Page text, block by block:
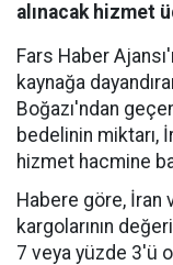
alınacak hizmet
Fars Haber
kaynağa
Boğazı'ndan
bedelinin miktarı,
hizmet hacmine
Habere göre, İran
kargolarının
7 veya yüzde 3'ü